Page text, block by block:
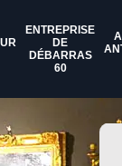
ENTREPRISE
DE
DÉBARRAS
60